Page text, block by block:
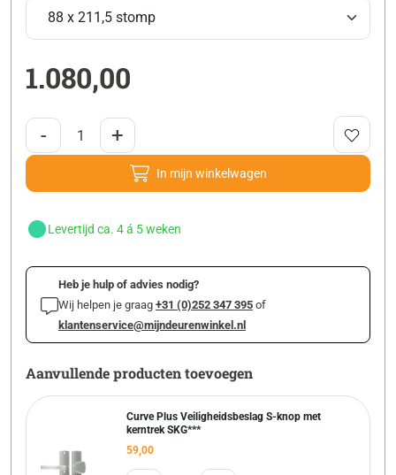
1.080,00
- +
In mijn winkelwagen
Levertijd ca. 4 á 5 weken
Heb je hulp of advies nodig?
Wij helpen je graag +31 (0)252 347 395 of
klantenservice@mijndeurenwinkel.nl
Aanvullende producten toevoegen
Curve Plus Veiligheidsbeslag S-knop met
kerntrek SKG***
59,00